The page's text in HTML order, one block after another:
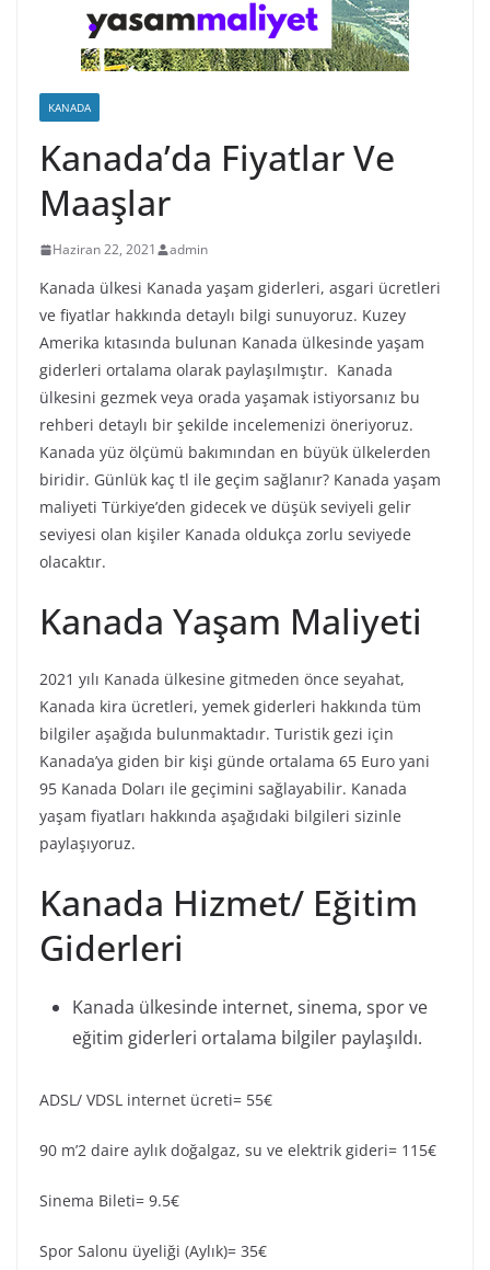
KANADA
Kanada’da Fiyatlar Ve
Maaşlar
Haziran 22, 2021 admin
Kanada ülkesi Kanada yaşam giderleri, asgari ücretleri
ve fiyatlar hakkında detaylı bilgi sunuyoruz. Kuzey
Amerika kıtasında bulunan Kanada ülkesinde yaşam
giderleri ortalama olarak paylaşılmıştır. Kanada
ülkesini gezmek veya orada yaşamak istiyorsanız bu
rehberi detaylı bir şekilde incelemenizi öneriyoruz.
Kanada yüz ölçümü bakımından en büyük ülkelerden
biridir. Günlük kaç tl ile geçim sağlanır? Kanada yaşam
maliyeti Türkiye’den gidecek ve düşük seviyeli gelir
seviyesi olan kişiler Kanada oldukça zorlu seviyede
olacaktır.
Kanada Yaşam Maliyeti
2021 yılı Kanada ülkesine gitmeden önce seyahat,
Kanada kira ücretleri, yemek giderleri hakkında tüm
bilgiler aşağıda bulunmaktadır. Turistik gezi için
Kanada’ya giden bir kişi günde ortalama 65 Euro yani
95 Kanada Doları ile geçimini sağlayabilir. Kanada
yaşam fiyatları hakkında aşağıdaki bilgileri sizinle
paylaşıyoruz.
Kanada Hizmet/ Eğitim
Giderleri
Kanada ülkesinde internet, sinema, spor ve
eğitim giderleri ortalama bilgiler paylaşıldı.
ADSL/ VDSL internet ücreti= 55€
90 m’2 daire aylık doğalgaz, su ve elektrik gideri= 115€
Sinema Bileti= 9.5€
Spor Salonu üyeliği (Aylık)= 35€